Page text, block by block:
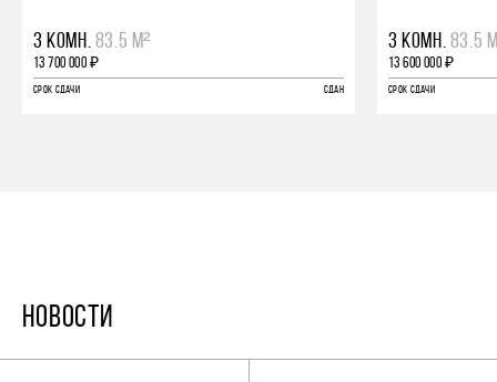
3 КОМН. 83.5 М²
13 700 000 ₽
СРОК СДАЧИ СДАН
3 КОМН. 83.5
13 600 000 ₽
СРОК СДАЧИ
НОВОСТИ